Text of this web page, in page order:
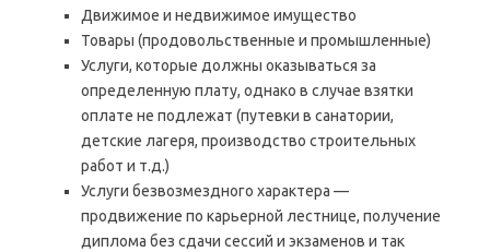
Движимое и недвижимое имущество
Товары (продовольственные и промышленные)
Услуги, которые должны оказываться за
определенную плату, однако в случае взятки
оплате не подлежат (путевки в санатории,
детские лагеря, производство строительных
работ и т.д.)
Услуги безвозмездного характера —
продвижение по карьерной лестнице, получение
диплома без сдачи сессий и экзаменов и так